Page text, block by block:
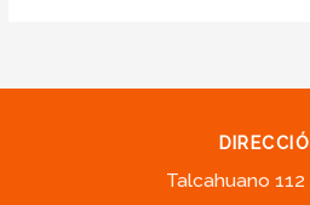
Talcahuano